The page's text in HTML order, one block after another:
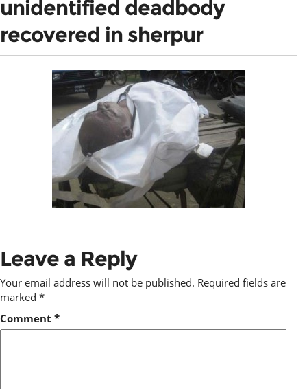
unidentified deadbody
recovered in sherpur
Leave a Reply
Your email address will not be published. Required fields are
marked *
Comment *